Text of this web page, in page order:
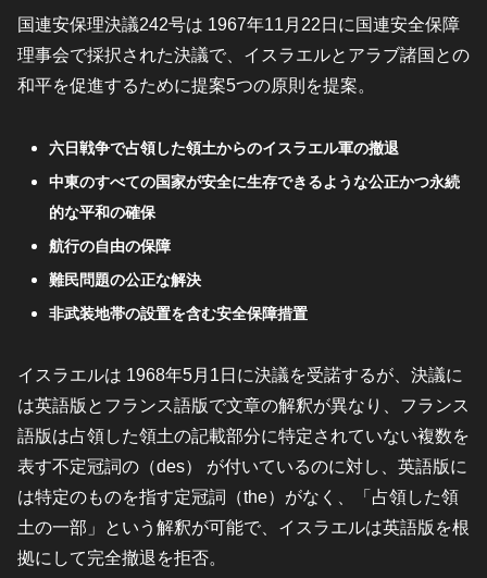
国連安保理決議242号は 1967年11月22日に国連安全保障
理事会で採択された決議で、イスラエルとアラブ諸国との
和平を促進するために提案5つの原則を提案。
六日戦争で占領した領土からのイスラエル軍の撤退
中東のすべての国家が安全に生存できるような公正かつ永続
的な平和の確保
航行の自由の保障
難民問題の公正な解決
非武装地帯の設置を含む安全保障措置
イスラエルは 1968年5月1日に決議を受諾するが、決議に
は英語版とフランス語版で文章の解釈が異なり、フランス
語版は占領した領土の記載部分に特定されていない複数を
表す不定冠詞の（des） が付いているのに対し、英語版に
は特定のものを指す定冠詞（the）がなく、「占領した領
土の一部」という解釈が可能で、イスラエルは英語版を根
拠にして完全撤退を拒否。